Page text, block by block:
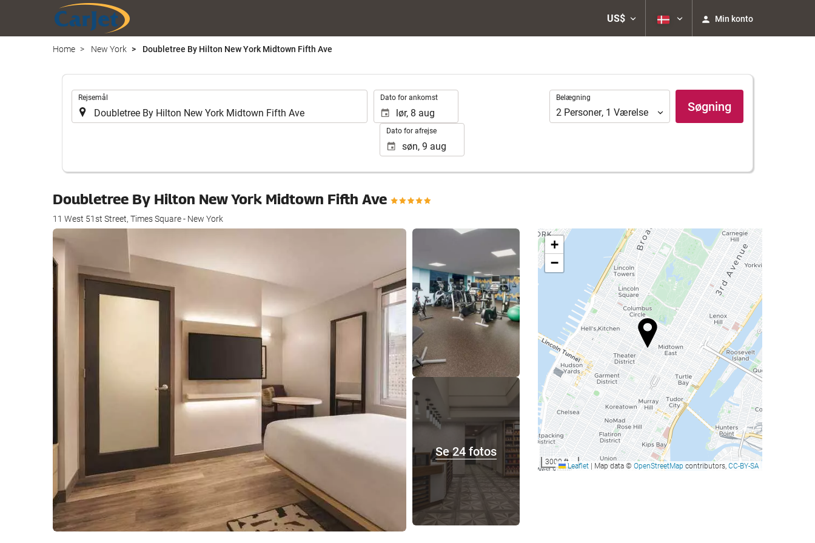
US$ Min konto
Home New York Doubletree By Hilton New York Midtown Fifth Ave
Rejsemål Dato for ankomst
Dato for afrejse
Belægning
Belægning
2 Personer, 1 Værelse Søgning
Doubletree By Hilton New York Midtown Fifth Ave
11 West 51st Street, Times Square - New York
Se 24 fotos
Se 24 fotos
+
−
3000 ftLeaflet Map data © OpenStreetMap contributors, CC-BY-SA